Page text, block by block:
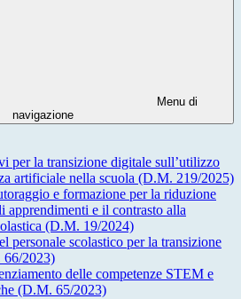
Menu di
navigazione
per la transizione digitale sull’utilizzo
artificiale nella scuola (D.M. 219/2025)
e formazione per la riduzione
apprendimenti e il contrasto alla
(D.M. 19/2024)
personale scolastico per la transizione
2023)
delle competenze STEM e
(D.M. 65/2023)